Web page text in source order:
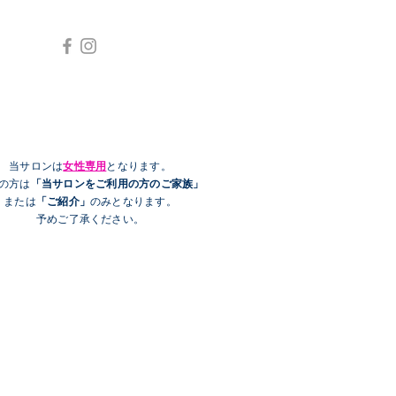
当サロンは女性専用 となります。
方は
「当サロンをご利用の方のご家族」
または 「ご紹介」 のみとなります。
予めご了承ください。